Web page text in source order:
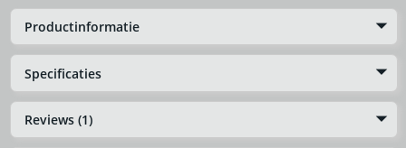
Productinformatie
Specificaties
Reviews (1)